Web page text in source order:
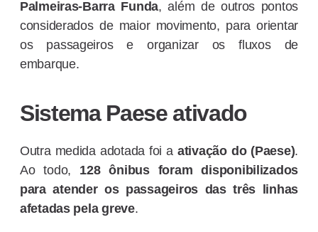
Palmeiras-Barra Funda, além de outros pontos
considerados de maior movimento, para orientar
os passageiros e organizar os fluxos de
embarque.
Sistema Paese ativado
Outra medida adotada foi a ativação do (Paese).
Ao todo, 128 ônibus foram disponibilizados
para atender os passageiros das três linhas
afetadas pela greve.